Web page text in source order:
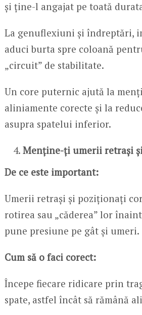
și ține-l angajat pe toată
La genuflexiuni și îndreptări,
aduci burta spre coloană
„circuit” de stabilitate.
Un core puternic ajută la
aliniamente corecte și la
asupra spatelui inferior.
Menține-ți umerii retrași
De ce este important:
Umerii retrași și poziționați
rotirea sau „căderea” lor
pune presiune pe gât și umeri.
Cum să o faci corect:
Începe fiecare ridicare prin
spate, astfel încât să rămână